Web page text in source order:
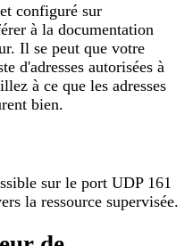
configuré sur
à la documentation
Il se peut que votre
d'adresses autorisées à
à ce que les adresses
bien.
sur le port UDP 161
la ressource supervisée.